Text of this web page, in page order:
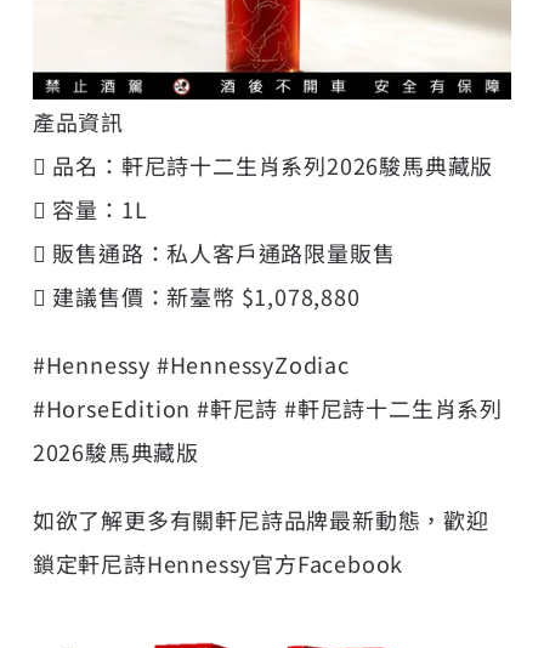
產品資訊
 品名：軒尼詩十二生肖系列2026駿馬典藏版
 容量：1L
 販售通路：私人客戶通路限量販售
 建議售價：新臺幣 $1,078,880
#Hennessy #HennessyZodiac
#HorseEdition #軒尼詩 #軒尼詩十二生肖系列
2026駿馬典藏版
如欲了解更多有關軒尼詩品牌最新動態，歡迎
鎖定軒尼詩Hennessy官方Facebook